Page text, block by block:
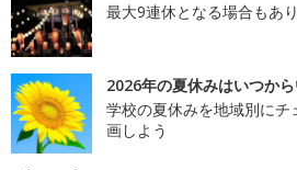
最大9連休となる場合もあり
2026年の夏休みはいつか
学校の夏休みを地域別に
画しよう